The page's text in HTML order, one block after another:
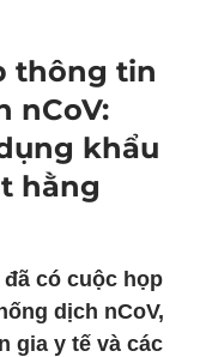
thông tin
nCoV:
khẩu
hằng
đã có cuộc họp
dịch nCoV,
gia y tế và các